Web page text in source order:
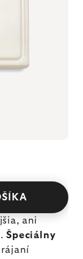
ani
Špeciálny